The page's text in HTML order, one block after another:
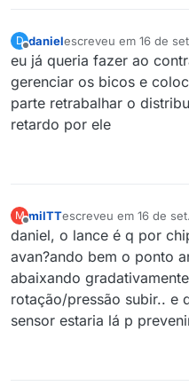
D
Offline
danielescreveu em 16 de
última edição por
eu já queria fazer ao
gerenciar os bicos e
parte retrabalhar o
retardo por ele
M
Offline
milTTescreveu em 16 de
última edição por
daniel, o lance é q por
avan?ando bem o ponto
abaixando
rotação/pressão subir.. e
sensor estaria lá p